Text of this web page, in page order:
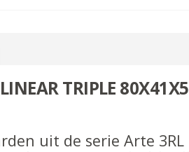
TRIPLE
uit de serie Arte